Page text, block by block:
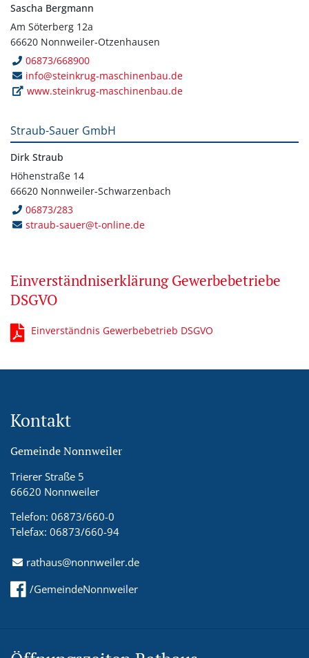
Sascha Bergmann
Am Söterberg 12a
66620 Nonnweiler-Otzenhausen
06873/668900
info@steinkrug-maschinenbau.de
www.steinkrug-maschinenbau.de
Straub-Sauer GmbH
Dirk Straub
Höhenstraße 14
66620 Nonnweiler-Schwarzenbach
06873/283
straub-sauer@t-online.de
Einverständniserklärung Gewerbebetriebe
DSGVO
Einverständnis Gewerbebetrieb DSGVO
Kontakt
Gemeinde Nonnweiler
Trierer Straße 5
66620 Nonnweiler
Telefon: 06873/660-0
Telefax: 06873/660-94
rathaus@nonnweiler.de
/GemeindeNonnweiler